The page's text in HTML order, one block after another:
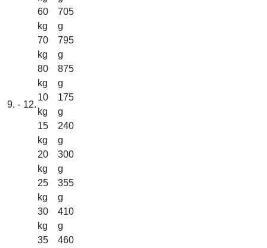
60
kg
705
g
70
kg
795
g
80
kg
875
g
9. - 12.
10
kg
175
g
15
kg
240
g
20
kg
300
g
25
kg
355
g
30
kg
410
g
35
460